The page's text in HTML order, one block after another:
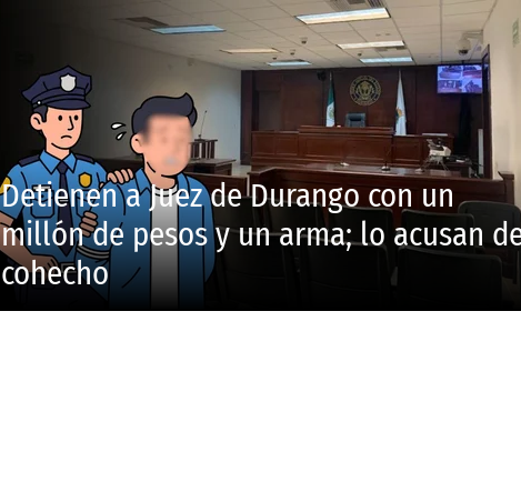
Detienen a Juez de Durango con un
millón de pesos y un arma; lo acusan
cohecho